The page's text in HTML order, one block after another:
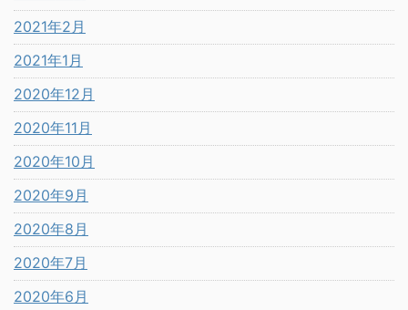
2021年2月
2021年1月
2020年12月
2020年11月
2020年10月
2020年9月
2020年8月
2020年7月
2020年6月